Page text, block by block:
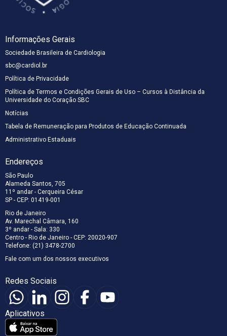
Informações Gerais
Sociedade Brasileira de Cardiologia
sbc@cardiol.br
Política de Privacidade
Política de Termos e Condições Gerais de Uso – Cursos à Distância da
Universidade do Coração SBC
Notícias
Tabela de Remuneração para Produtos de Educação Continuada
Administrativo Estaduais
Endereços
São Paulo
Alameda Santos, 705
11º andar - Cerqueira César
SP - CEP: 01419-001
Rio de Janeiro
Av. Marechal Câmara, 160
3º andar - Sala: 330
Centro - Rio de Janeiro - CEP: 20020-907
Telefone: (21) 3478-2700
Fale com um dos nossos executivos
Redes Sociais
Aplicativos